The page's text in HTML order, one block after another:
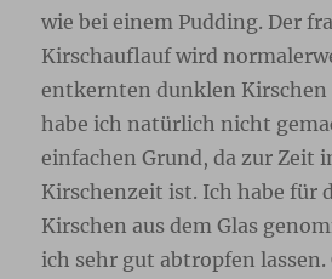
wie bei einem Pudding. Der
Kirschauflauf wird
entkernten dunklen Kirschen
habe ich natürlich nicht
einfachen Grund, da zur Zeit
Kirschenzeit ist. Ich habe für
Kirschen aus dem Glas
ich sehr gut abtropfen lassen.